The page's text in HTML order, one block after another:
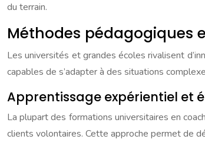
du terrain.
Méthodes pédagogiques
Les universités et grandes écoles rivalisent
capables de s’adapter à des situations
Apprentissage expérientiel et
La plupart des formations universitaires en
clients volontaires. Cette approche permet de